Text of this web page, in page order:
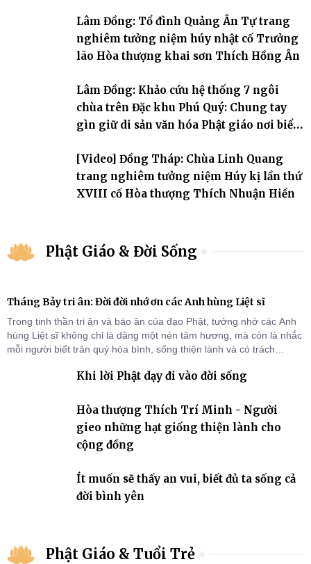
Lâm Đồng: Tổ đình Quảng Ân Tự trang
nghiêm tưởng niệm húy nhật cố Trưởng
lão Hòa thượng khai sơn Thích Hồng Ân
Lâm Đồng: Khảo cứu hệ thống 7 ngôi
chùa trên Đặc khu Phú Quý: Chung tay
gìn giữ di sản văn hóa Phật giáo nơi biển
[Video] Đồng Tháp: Chùa Linh Quang
trang nghiêm tưởng niệm Húy kị lần thứ
XVIII cố Hòa thượng Thích Nhuận Hiền
Phật Giáo & Đời Sống
Tháng Bảy tri ân: Đời đời nhớ ơn các Anh hùng Liệt sĩ
Trong tinh thần tri ân và báo ân của đạo Phật, tưởng nhớ các Anh
hùng Liệt sĩ không chỉ là dâng một nén tâm hương, mà còn là nhắc
mỗi người biết trân quý hòa bình, sống thiện lành và có trách
Khi lời Phật dạy đi vào đời sống
Hòa thượng Thích Trí Minh - Người
gieo những hạt giống thiện lành cho
cộng đồng
Ít muốn sẽ thấy an vui, biết đủ ta sống cả
đời bình yên
Phật Giáo & Tuổi Trẻ